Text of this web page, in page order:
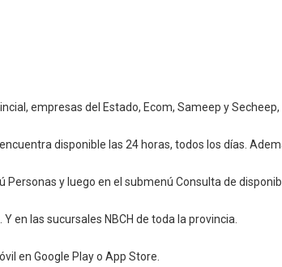
empresas del Estado, Ecom, Sameep y
disponible las 24 horas, todos los días.
y luego en el submenú Consulta de
en las sucursales NBCH de toda la provincia.
en Google Play o App Store.